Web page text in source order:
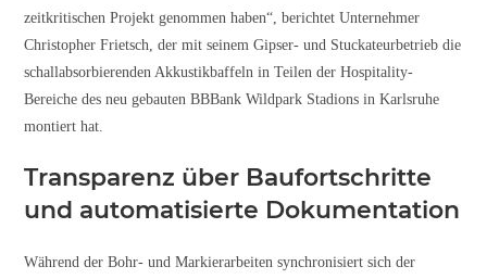
zeitkritischen Projekt genommen haben“, berichtet Unternehmer
Christopher Frietsch, der mit seinem Gipser- und Stuckateurbetrieb die
schallabsorbierenden Akkustikbaffeln in Teilen der Hospitality-
Bereiche des neu gebauten BBBank Wildpark Stadions in Karlsruhe
montiert hat.
Transparenz über Baufortschritte
und automatisierte Dokumentation
Während der Bohr- und Markierarbeiten synchronisiert sich der